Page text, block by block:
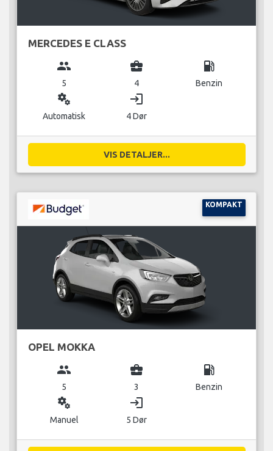
MERCEDES E CLASS
group
5
business_center
4
local_gas_station
Benzin
miscellaneous_services
Automatisk
login
4 Dør
VIS DETALJER...
KOMPAKT
OPEL MOKKA
group
5
business_center
3
local_gas_station
Benzin
miscellaneous_services
Manuel
login
5 Dør